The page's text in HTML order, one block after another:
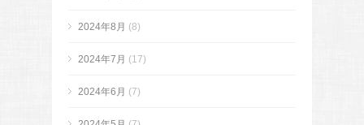
2024年8月 (8)
2024年7月 (17)
2024年6月 (7)